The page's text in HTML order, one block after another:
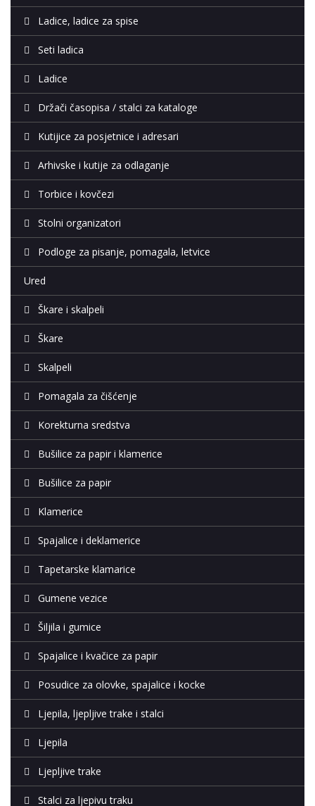
Ladice, ladice za spise
Seti ladica
Ladice
Držači časopisa / stalci za kataloge
Kutijice za posjetnice i adresari
Arhivske i kutije za odlaganje
Torbice i kovčezi
Stolni organizatori
Podloge za pisanje, pomagala, letvice
Ured
Škare i skalpeli
Škare
Skalpeli
Pomagala za čišćenje
Korekturna sredstva
Bušilice za papir i klamerice
Bušilice za papir
Klamerice
Spajalice i deklamerice
Tapetarske klamarice
Gumene vezice
Šiljila i gumice
Spajalice i kvačice za papir
Posudice za olovke, spajalice i kocke
Ljepila, ljepljive trake i stalci
Ljepila
Ljepljive trake
Stalci za ljepivu traku